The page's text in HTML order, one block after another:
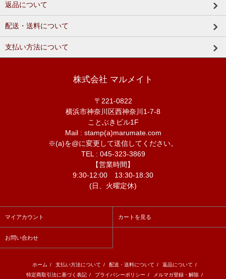
返品について
配送・送料について
支払い方法について
株式会社 マルメイト
〒221-0822
横浜市神奈川区西神奈川1-7-8
ことぶきビル1F
Mail : stamp(a)marumate.com
※(a)を@に変更して送信してください。
TEL : 045-323-3869
【営業時間】
9:30-12:00 13:30-18:30
(日、火曜定休)
マイアカウント カートを見る
お問い合わせ
ホーム / 支払い方法について / 配送・送料について / 返品について /
特定商取引法に基づく表記 / プライバシーポリシー / メルマガ登録・解除 /